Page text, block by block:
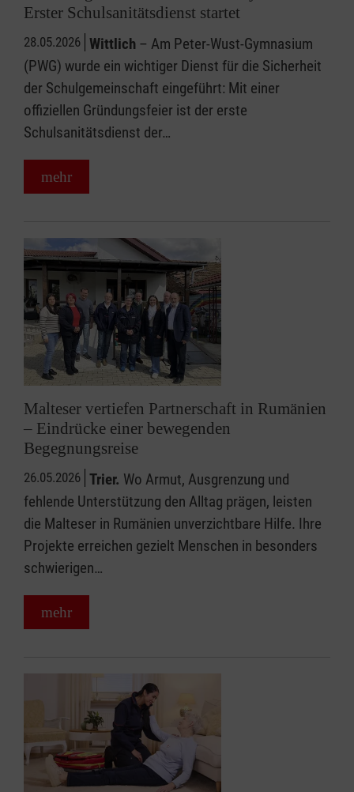
Erster Schulsanitätsdienst startet
28.05.2026 Wittlich – Am Peter-Wust-Gymnasium
(PWG) wurde ein wichtiger Dienst für die Sicherheit
der Schulgemeinschaft eingeführt: Mit einer
offiziellen Gründungsfeier ist der erste
Schulsanitätsdienst der…
mehr
Malteser vertiefen Partnerschaft in Rumänien
– Eindrücke einer bewegenden
Begegnungsreise
26.05.2026 Trier. Wo Armut, Ausgrenzung und
fehlende Unterstützung den Alltag prägen, leisten
die Malteser in Rumänien unverzichtbare Hilfe. Ihre
Projekte erreichen gezielt Menschen in besonders
schwierigen…
mehr